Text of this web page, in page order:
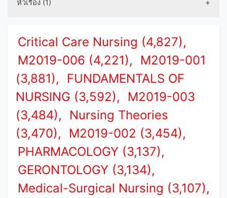
หัวเรื่อง (1)
Critical Care Nursing (4,827),
M2019-006 (4,221),
M2019-001
(3,881),
FUNDAMENTALS OF
NURSING (3,592),
M2019-003
(3,484),
Nursing Theories
(3,470),
M2019-002 (3,454),
PHARMACOLOGY (3,137),
GERONTOLOGY (3,134),
Medical-Surgical Nursing (3,107),